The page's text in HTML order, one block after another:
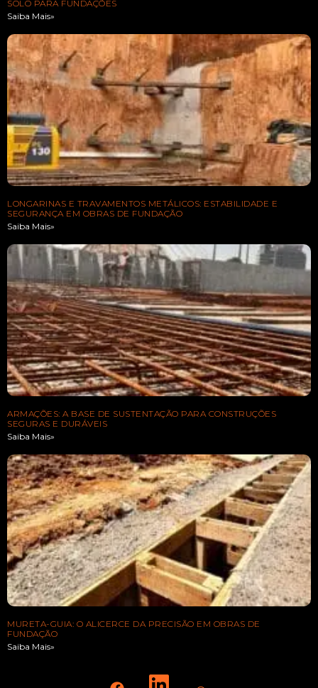
SOLO PARA FUNDAÇÕES
Saiba Mais»
LONGARINAS E TRAVAMENTOS METÁLICOS: ESTABILIDADE E
SEGURANÇA EM OBRAS DE FUNDAÇÃO
Saiba Mais»
ARMAÇÕES: A BASE DE SUSTENTAÇÃO PARA CONSTRUÇÕES
SEGURAS E DURÁVEIS
Saiba Mais»
MURETA-GUIA: O ALICERCE DA PRECISÃO EM OBRAS DE
FUNDAÇÃO
Saiba Mais»